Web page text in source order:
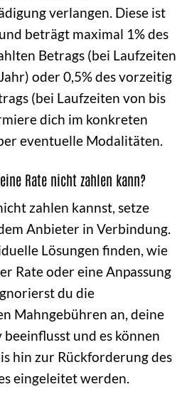
verlangen. Diese ist
beträgt maximal 1% des
Betrags (bei Laufzeiten
oder 0,5% des vorzeitig
(bei Laufzeiten von bis
dich im konkreten
eventuelle Modalitäten.
Rate nicht zahlen kann?
zahlen kannst, setze
Anbieter in Verbindung.
Lösungen finden, wie
Rate oder eine Anpassung
du die
Mahngebühren an, deine
und es können
hin zur Rückforderung des
eingeleitet werden.